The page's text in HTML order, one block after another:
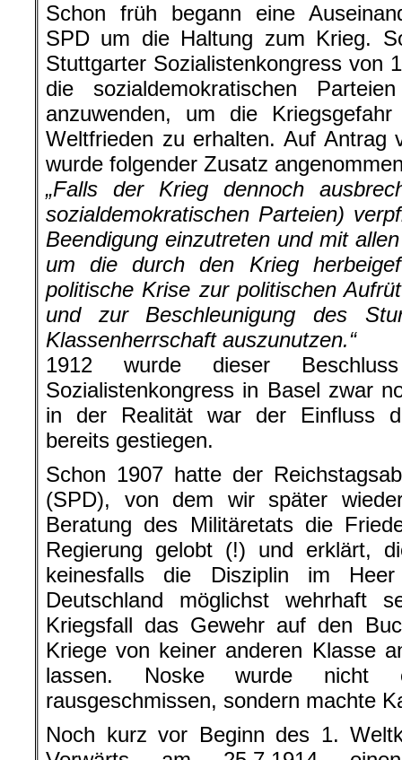
Schon früh begann eine
SPD um die Haltung zum Krieg.
Stuttgarter Sozialistenkongress von
die sozialdemokratischen
anzuwenden, um die
Weltfrieden zu erhalten. Auf Antrag
wurde folgender Zusatz
„Falls der Krieg dennoch
sozialdemokratischen Parteien)
Beendigung einzutreten und mit
um die durch den Krieg
politische Krise zur politischen
und zur Beschleunigung des
Klassenherrschaft auszunutzen.“
1912 wurde dieser
Sozialistenkongress in Basel zwar
in der Realität war der Einfluss
bereits gestiegen.
Schon 1907 hatte der
(SPD), von dem wir später
Beratung des Militäretats die
Regierung gelobt (!) und erklärt,
keinesfalls die Disziplin im
Deutschland möglichst wehrhaft
Kriegsfall das Gewehr auf den
Kriege von keiner anderen Klasse
lassen. Noske wurde
rausgeschmissen, sondern machte
Noch kurz vor Beginn des 1.